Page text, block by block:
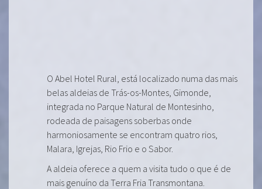
O Abel Hotel Rural, está localizado numa das mais
belas aldeias de Trás-os-Montes, Gimonde,
integrada no Parque Natural de Montesinho,
rodeada de paisagens soberbas onde
harmoniosamente se encontram quatro rios,
Malara, Igrejas, Rio Frio e o Sabor.
A aldeia oferece a quem a visita tudo o que é de
mais genuíno da Terra Fria Transmontana.